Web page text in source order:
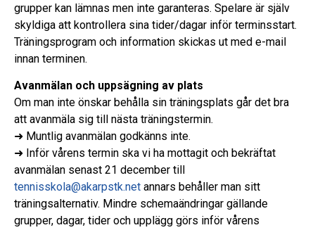
grupper kan lämnas men inte garanteras. Spelare är själv
skyldiga att kontrollera sina tider/dagar inför terminsstart.
Träningsprogram och information skickas ut med e-mail
innan terminen.
Avanmälan och uppsägning av plats
Om man inte önskar behålla sin träningsplats går det bra
att avanmäla sig till nästa träningstermin.
➜ Muntlig avanmälan godkänns inte.
➜ Inför vårens termin ska vi ha mottagit och bekräftat
avanmälan senast 21 december till
tennisskola@akarpstk.net annars behåller man sitt
träningsalternativ. Mindre schemaändringar gällande
grupper, dagar, tider och upplägg görs inför vårens